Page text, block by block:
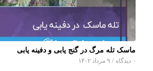
ماسک تله مرگ در گنج یابی و دفینه یابی
۰ دیدگاه / ۹ مرداد ۱۴۰۲